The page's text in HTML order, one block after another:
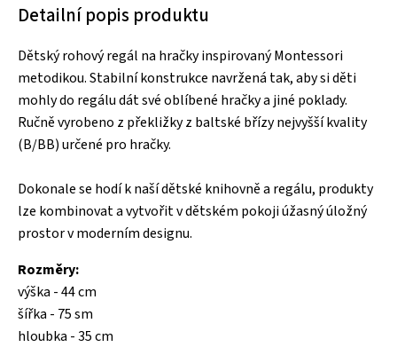
Detailní popis produktu
Dětský rohový regál na hračky inspirovaný Montessori
metodikou. Stabilní konstrukce navržená tak, aby si děti
mohly do regálu dát své oblíbené hračky a jiné poklady.
Ručně vyrobeno z překližky z baltské břízy nejvyšší kvality
(B/BB) určené pro hračky.
Dokonale se hodí k naší dětské knihovně a regálu, produkty
lze kombinovat a vytvořit v dětském pokoji úžasný úložný
prostor v moderním designu.
Rozměry:
výška - 44 cm
šířka - 75 sm
hloubka - 35 cm